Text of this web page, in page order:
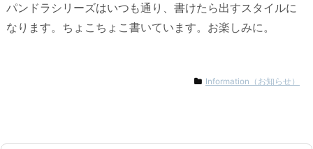
パンドラシリーズはいつも通り、書けたら出すスタイルに
なります。ちょこちょこ書いています。お楽しみに。
Information（お知らせ）